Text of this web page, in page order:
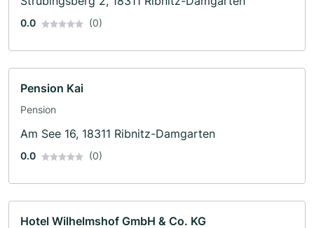
0.0 (0)
Pension Kai
Pension
Am See 16, 18311 Ribnitz-Damgarten
0.0 (0)
Hotel Wilhelmshof GmbH & Co. KG